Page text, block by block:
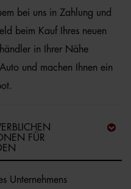
bei uns in Zahlung und
beim Kauf Ihres neuen
in Ihrer Nähe
und machen Ihnen ein
FÜR
Unternehmens